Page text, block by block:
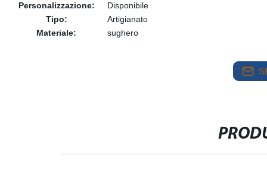
Personalizzazione:
Disponibile
Tipo:
Artigianato
Materiale:
sughero